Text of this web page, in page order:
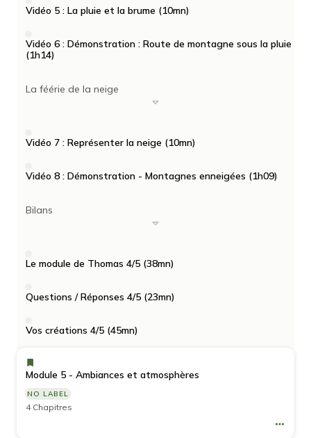
Vidéo 5 : La pluie et la brume (10mn)
Vidéo 6 : Démonstration : Route de montagne sous la pluie
(1h14)
La féérie de la neige
Vidéo 7 : Représenter la neige (10mn)
Vidéo 8 : Démonstration - Montagnes enneigées (1h09)
Bilans
Le module de Thomas 4/5 (38mn)
Questions / Réponses 4/5 (23mn)
Vos créations 4/5 (45mn)
Module 5 - Ambiances et atmosphères
NO LABEL
4 Chapitres